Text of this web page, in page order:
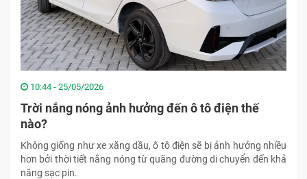
10:44 - 25/05/2026
Trời nắng nóng ảnh hưởng đến ô tô điện thế
nào?
Không giống như xe xăng dầu, ô tô điện sẽ bị ảnh hưởng nhiều
hơn bởi thời tiết nắng nóng từ quãng đường di chuyển đến khả
năng sạc pin.